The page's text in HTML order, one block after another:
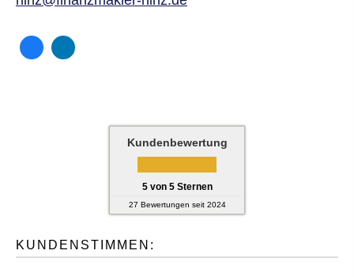
Kundenbewertung
5von 5Sternen
27 Bewertungen seit 2024
KUNDENSTIMMEN: